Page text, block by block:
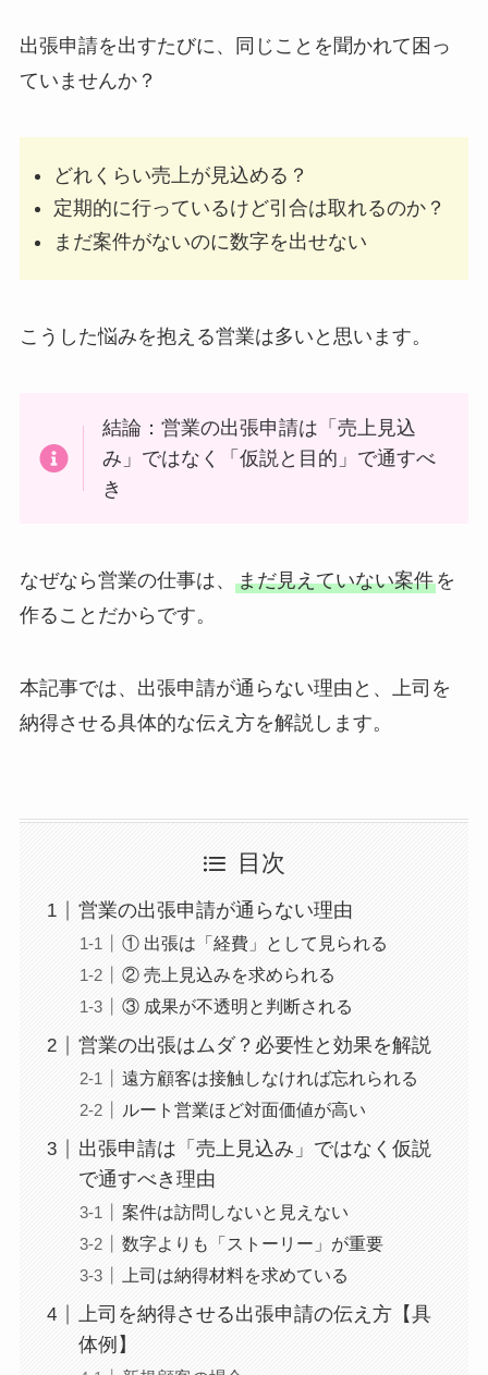
出張申請を出すたびに、同じことを聞かれて困っ
ていませんか？
どれくらい売上が見込める？
定期的に行っているけど引合は取れるのか？
まだ案件がないのに数字を出せない
こうした悩みを抱える営業は多いと思います。
結論：営業の出張申請は「売上見込
み」ではなく「仮説と目的」で通すべ
き
なぜなら営業の仕事は、 まだ見えていない案件を
作ることだからです。
本記事では、出張申請が通らない理由と、上司を
納得させる具体的な伝え方を解説します。
目次
営業の出張申請が通らない理由
① 出張は「経費」として見られる
② 売上見込みを求められる
③ 成果が不透明と判断される
営業の出張はムダ？必要性と効果を解説
遠方顧客は接触しなければ忘れられる
ルート営業ほど対面価値が高い
出張申請は「売上見込み」ではなく仮説
で通すべき理由
案件は訪問しないと見えない
数字よりも「ストーリー」が重要
上司は納得材料を求めている
上司を納得させる出張申請の伝え方【具
体例】